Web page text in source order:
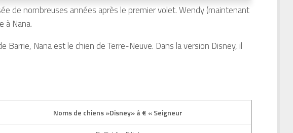
de nombreuses années après le premier volet. Wendy (maintenant
à Nana.
Nana est le chien de Terre-Neuve. Dans la version Disney, il
Noms de chiens »Disney» â € « Seigneur